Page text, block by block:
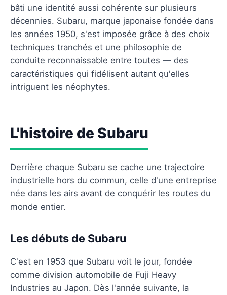
Modèles emblématiques de Subaru
Questions fréquentes
bâti une identité aussi cohérente sur plusieurs
décennies. Subaru, marque japonaise fondée dans
les années 1950, s'est imposée grâce à des choix
techniques tranchés et une philosophie de
conduite reconnaissable entre toutes — des
caractéristiques qui fidélisent autant qu'elles
intriguent les néophytes.
L'histoire de Subaru
Derrière chaque Subaru se cache une trajectoire
industrielle hors du commun, celle d'une entreprise
née dans les airs avant de conquérir les routes du
monde entier.
Les débuts de Subaru
C'est en 1953 que Subaru voit le jour, fondée
comme division automobile de Fuji Heavy
Industries au Japon. Dès l'année suivante, la